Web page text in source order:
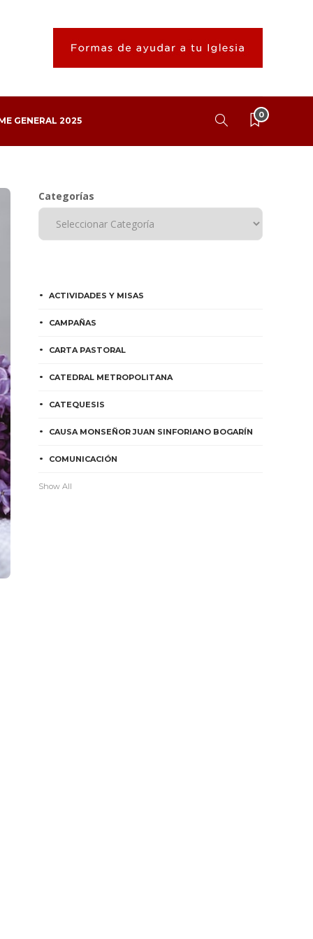
GENERAL 2025
0
Categorías
ACTIVIDADES Y MISAS
CAMPAÑAS
CARTA PASTORAL
CATEDRAL METROPOLITANA
CATEQUESIS
CAUSA MONSEÑOR JUAN SINFORIANO BOGARÍN
COMUNICACIÓN
Show All